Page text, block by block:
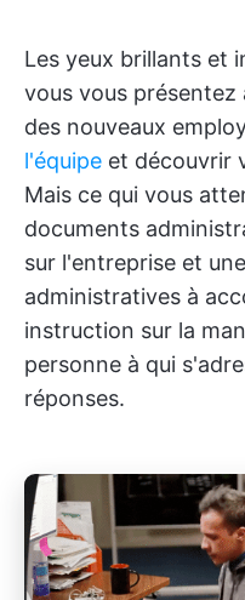
Les yeux brillants et
vous vous
des nouveaux
l'équipe et découvrir
Mais ce qui vous
documents
sur l'entreprise et
administratives à
instruction sur la
personne à qui
réponses.